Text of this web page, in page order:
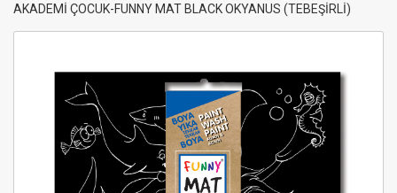
AKADEMİ ÇOCUK-FUNNY MAT BLACK OKYANUS (TEBEŞİRLİ)